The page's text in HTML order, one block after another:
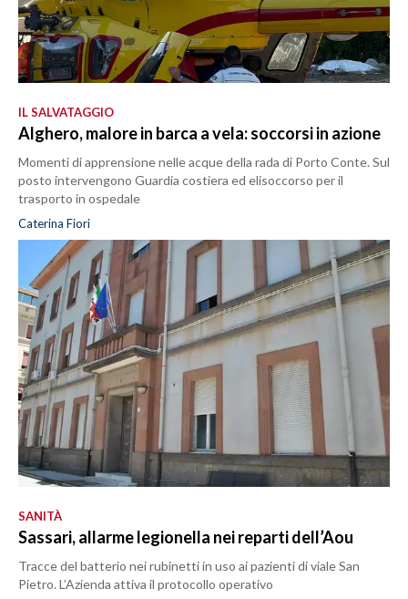
IL SALVATAGGIO
Alghero, malore in barca a vela: soccorsi in azione
Momenti di apprensione nelle acque della rada di Porto Conte. Sul
posto intervengono Guardia costiera ed elisoccorso per il
trasporto in ospedale
Caterina Fiori
SANITÀ
Sassari, allarme legionella nei reparti dell’Aou
Tracce del batterio nei rubinetti in uso ai pazienti di viale San
Pietro. L’Azienda attiva il protocollo operativo